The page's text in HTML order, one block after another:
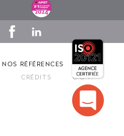
NOS RÉFÉRENCES
CRÉDITS C.G.V.